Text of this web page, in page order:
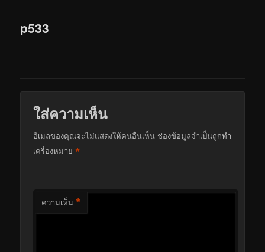
p533
ใส่ความเห็น
อีเมลของคุณจะไม่แสดงให้คนอื่นเห็น ช่องข้อมูลจำเป็นถูกทำ
เครื่องหมาย*
ความเห็น *